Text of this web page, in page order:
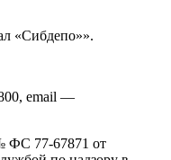
«Сибдепо»».
email —
77-67871 от